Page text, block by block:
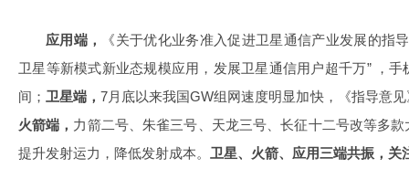
应用端，
《关于优化业务准入促进卫星通信产业发展的指
卫星等新模式新业态规模应用，发展卫星通信用户超千万” ，
间； 卫星端，7月底以来我国GW组网速度明显加快，《指导意
火箭端， 力箭二号、朱雀三号、天龙三号、长征十二号改等多
提升发射运力，降低发射成本。 卫星、火箭、应用三端共振，